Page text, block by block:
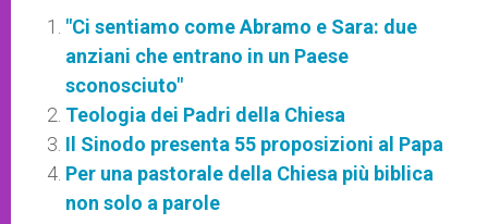
"Ci sentiamo come Abramo e Sara: due
anziani che entrano in un Paese
sconosciuto"
Teologia dei Padri della Chiesa
Il Sinodo presenta 55 proposizioni al Papa
Per una pastorale della Chiesa più biblica
non solo a parole